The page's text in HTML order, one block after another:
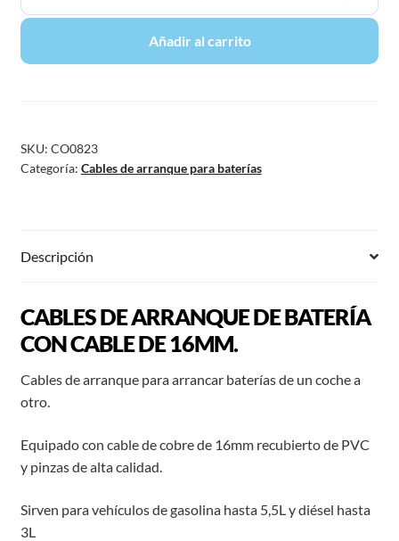
Añadir al carrito
SKU: CO0823
Categoría: Cables de arranque para baterías
Descripción
CABLES DE ARRANQUE DE BATERÍA
CON CABLE DE 16MM.
Cables de arranque para arrancar baterías de un coche a
otro.
Equipado con cable de cobre de 16mm recubierto de PVC
y pinzas de alta calidad.
Sirven para vehículos de gasolina hasta 5,5L y diésel hasta
3L